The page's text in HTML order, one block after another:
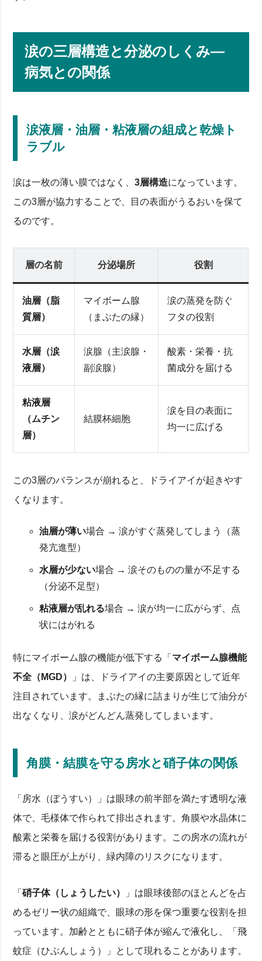
涙の三層構造と分泌のしくみ―
病気との関係
涙液層・油層・粘液層の組成と乾燥ト
ラブル
涙は一枚の薄い膜ではなく、3層構造になっています。
この3層が協力することで、目の表面がうるおいを保て
るのです。
層の名前 分泌場所 役割
油層（脂
質層）
マイボーム腺
（まぶたの縁）
涙の蒸発を防ぐ
フタの役割
水層（涙
液層）
涙腺（主涙腺・
副涙腺）
酸素・栄養・抗
菌成分を届ける
粘液層
（ムチン
層）
結膜杯細胞
涙を目の表面に
均一に広げる
この3層のバランスが崩れると、ドライアイが起きやす
くなります。
油層が薄い場合 → 涙がすぐ蒸発してしまう（蒸
発亢進型）
水層が少ない場合 → 涙そのものの量が不足する
（分泌不足型）
粘液層が乱れる場合 → 涙が均一に広がらず、点
状にはがれる
特にマイボーム腺の機能が低下する「 マイボーム腺機能
不全（MGD）
」は、ドライアイの主要原因として近年
注目されています。まぶたの縁に詰まりが生じて油分が
出なくなり、涙がどんどん蒸発してしまいます。
角膜・結膜を守る房水と硝子体の関係
「房水（ぼうすい）」は眼球の前半部を満たす透明な液
体で、毛様体で作られて排出されます。角膜や水晶体に
酸素と栄養を届ける役割があります。この房水の流れが
滞ると眼圧が上がり、緑内障のリスクになります。
「硝子体（しょうしたい）
」は眼球後部のほとんどを占
めるゼリー状の組織で、眼球の形を保つ重要な役割を担
っています。加齢とともに硝子体が縮んで液化し、「飛
蚊症（ひぶんしょう）」として現れることがあります。
小学生・中学生の勉強とゲームで起こる視覚疲労
看護・デスクワークなど職業別チェックリスト
ヒトのまばたき回数と強膜露出の関係
自宅でできるセルフチェックと目薬・アイケア製品の
選び方
市販の人工涙液・温罨法・メガネでの保湿ケア
しょうが湿布など民間療法は効果ある？
眼科受診から治療までの流れと最新治療トピック
視神経ダメージを防ぐ早期発見のポイント
再生医療・LipiFlowなど先進治療の現状
まとめ：目を守る生活習慣とドライアイ予防チェック